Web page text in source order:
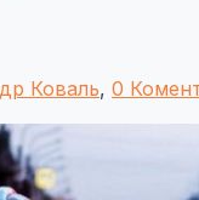
Коваль, 0